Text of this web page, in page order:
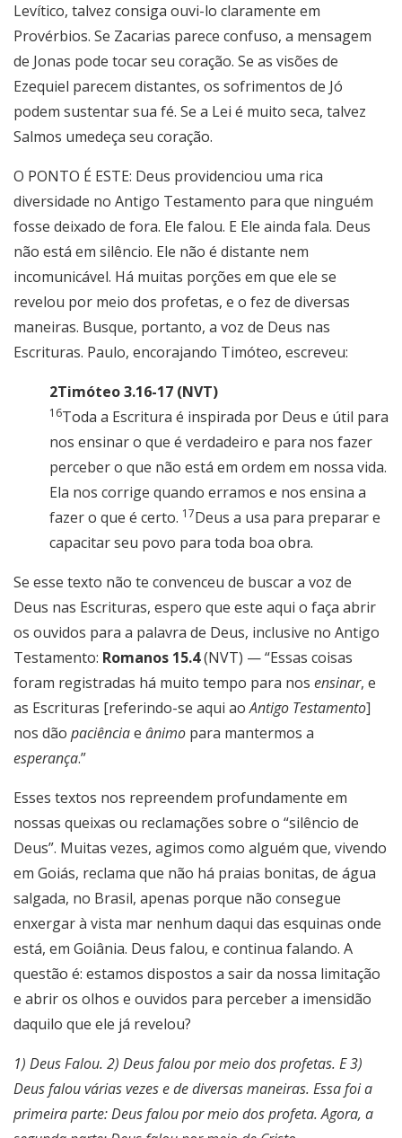
Levítico, talvez consiga ouvi-lo claramente em
Provérbios. Se Zacarias parece confuso, a mensagem
de Jonas pode tocar seu coração. Se as visões de
Ezequiel parecem distantes, os sofrimentos de Jó
podem sustentar sua fé. Se a Lei é muito seca, talvez
Salmos umedeça seu coração.
O PONTO É ESTE: Deus providenciou uma rica
diversidade no Antigo Testamento para que ninguém
fosse deixado de fora. Ele falou. E Ele ainda fala. Deus
não está em silêncio. Ele não é distante nem
incomunicável. Há muitas porções em que ele se
revelou por meio dos profetas, e o fez de diversas
maneiras. Busque, portanto, a voz de Deus nas
Escrituras. Paulo, encorajando Timóteo, escreveu:
2Timóteo 3.16-17 (NVT)
16Toda a Escritura é inspirada por Deus e útil para
nos ensinar o que é verdadeiro e para nos fazer
perceber o que não está em ordem em nossa vida.
Ela nos corrige quando erramos e nos ensina a
fazer o que é certo. 17Deus a usa para preparar e
capacitar seu povo para toda boa obra.
Se esse texto não te convenceu de buscar a voz de
Deus nas Escrituras, espero que este aqui o faça abrir
os ouvidos para a palavra de Deus, inclusive no Antigo
Testamento: Romanos 15.4(NVT) — “Essas coisas
foram registradas há muito tempo para nos ensinar, e
as Escrituras [referindo-se aqui aoAntigo Testamento]
nos dão paciênciae ânimo para mantermos a
esperança.”
Esses textos nos repreendem profundamente em
nossas queixas ou reclamações sobre o “silêncio de
Deus”. Muitas vezes, agimos como alguém que, vivendo
em Goiás, reclama que não há praias bonitas, de água
salgada, no Brasil, apenas porque não consegue
enxergar à vista mar nenhum daqui das esquinas onde
está, em Goiânia. Deus falou, e continua falando. A
questão é: estamos dispostos a sair da nossa limitação
e abrir os olhos e ouvidos para perceber a imensidão
daquilo que ele já revelou?
1) Deus Falou. 2) Deus falou por meio dos profetas. E 3)
Deus falou várias vezes e de diversas maneiras. Essa foi a
primeira parte: Deus falou por meio dos profeta. Agora, a